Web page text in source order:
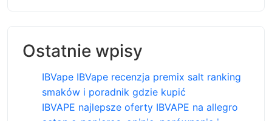
Ostatnie wpisy
IBVape IBVape recenzja premix salt ranking
smaków i poradnik gdzie kupić
IBVAPE najlepsze oferty IBVAPE na allegro